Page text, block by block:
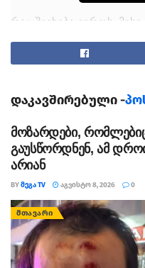
რაც შეეხება ევროს,
როცა დღეს მოქმედი
შესაბამისად, ევროს
დღევანდელი ვაჭრობის
ძალაში ხვალ შევა.
თეგები: დოლარი კურსი
დაკავშირებული -
მოზარდები,
გაუსწორდნენ, ამ
არიან
BYᲛᲔᲒᲐ TV ᲐᲒᲕᲘᲡᲢᲝ 8, 2026 0
ᲛᲗᲐᲕᲐᲠᲘ